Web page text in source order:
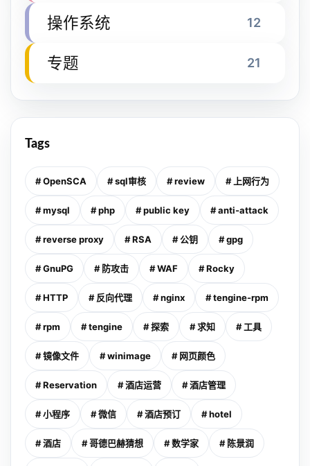
操作系统 12
专题 21
Tags
# OpenSCA # sql审核 # review # 上网行为
# mysql # php # public key # anti-attack
# reverse proxy # RSA # 公钥 # gpg
# GnuPG # 防攻击 # WAF # Rocky
# HTTP # 反向代理 # nginx # tengine-rpm
# rpm # tengine # 探索 # 求知 # 工具
# 镜像文件 # winimage # 网页颜色
# Reservation # 酒店运营 # 酒店管理
# 小程序 # 微信 # 酒店预订 # hotel
# 酒店 # 哥德巴赫猜想 # 数学家 # 陈景润